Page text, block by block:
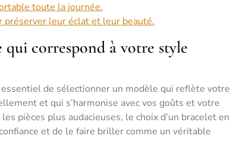
toute la journée.
préserver leur éclat et leur beauté.
qui correspond à votre style
de sélectionner un modèle qui reflète votre
et qui s’harmonise avec vos goûts et votre
pièces plus audacieuses, le choix d’un bracelet en
et de le faire briller comme un véritable